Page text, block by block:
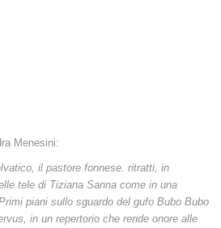
Menesini:
il pastore fonnese. ritratti, in
tele di Tiziana Sanna come in una
piani sullo sguardo del gufo Bubo Bubo
in un repertorio che rende onore alle